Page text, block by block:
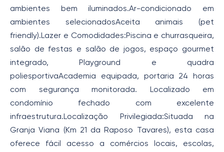
ambientes bem iluminados.Ar-condicionado em
ambientes selecionadosAceita animais (pet
friendly).Lazer e Comodidades:Piscina e churrasqueira,
salão de festas e salão de jogos, espaço gourmet
integrado, Playground e quadra
poliesportivaAcademia equipada, portaria 24 horas
com segurança monitorada. Localizado em
condomínio fechado com excelente
infraestrutura.Localização Privilegiada:Situada na
Granja Viana (Km 21 da Raposo Tavares), esta casa
oferece fácil acesso a comércios locais, escolas,